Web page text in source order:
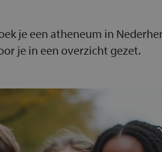
je een atheneum in
je in een overzicht gezet.